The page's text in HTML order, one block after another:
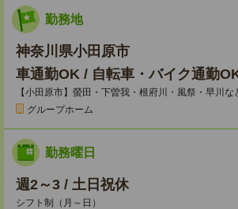
勤務地
神奈川県小田原市
車通勤OK / 自転車・バイク通勤
【小田原市】螢田・下曽我・根府川・風祭・早川な
グループホーム
勤務曜日
週2～3 / 土日祝休
シフト制（月～日）